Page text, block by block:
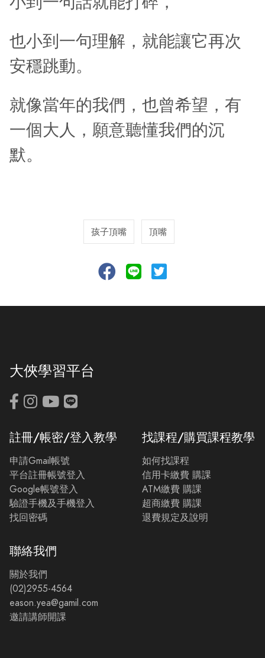
也小到一句理解，就能讓它再次
安穩跳動。
就像當年的我們，也曾希望，有
一個大人，願意聽懂我們的沉
默。
孩子頂嘴 頂嘴
大俠學習平台
註冊/帳密/登入教學
申請Gmail帳號
平台註冊帳號登入
Google帳號登入
驗證手機及手機登入
找回密碼
找課程/購買課程教學
如何找課程
信用卡繳費 購課
ATM繳費 購課
超商繳費 購課
退費規定及說明
聯絡我們
關於我們
(02)2955-4564
eason.yea@gamil.com
邀請講師開課